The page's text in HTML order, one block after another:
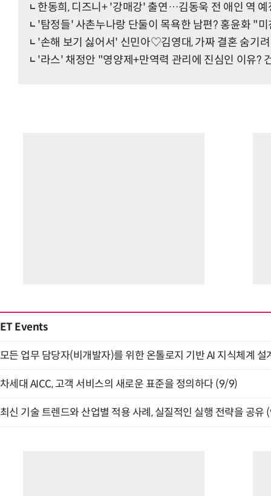
한동희, 디즈니+ '강매강' 출연…김동욱 전 애인 역 예
'탐정들' 사촌누나랑 단둘이 목욕한 남편? 홍윤화 "
'손해 보기 싫어서' 신민아♡김영대, 가짜 결혼 숨기
'라스' 채정안 "영양제+만역력 관리에 진심인 이유?
ET Events
모든 업무 담당자(비개발자)를 위한 온톨로지 기반 AI 지식체계
차세대 AICC, 고객 서비스의 새로운 표준을 정의하다 (9/9)
최신 기술 트렌드와 산업별 적용 사례, 실질적인 실행 전략을 공유